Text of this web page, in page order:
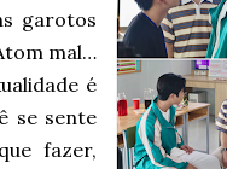
garotos
mal…
é
se sente
fazer,